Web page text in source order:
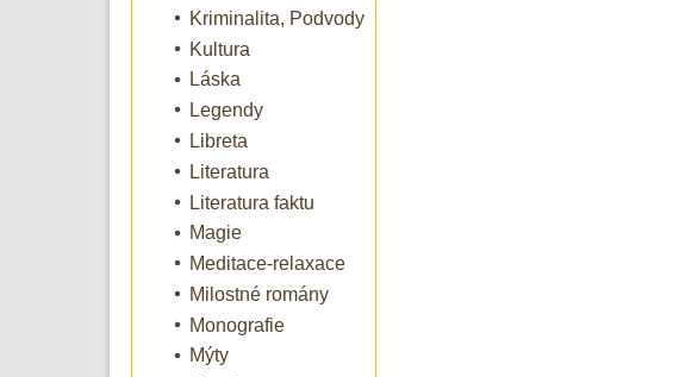
Kriminalita, Podvody
Kultura
Láska
Legendy
Libreta
Literatura
Literatura faktu
Magie
Meditace-relaxace
Milostné romány
Monografie
Mýty